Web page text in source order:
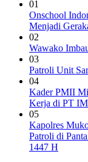
01
Onschool
Menjadi
02
Wawako
03
Patroli Unit
04
Kader PMII
Kerja di PT
05
Kapolres
Patroli di
1447 H